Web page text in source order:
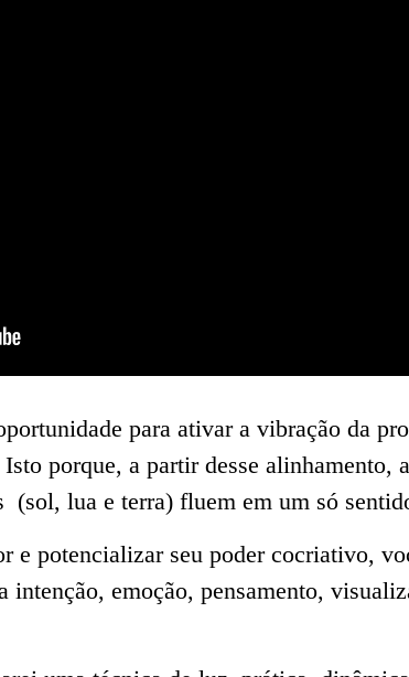
para ativar a vibração da
porque, a partir desse alinhamento,
(sol, lua e terra) fluem em um só
e potencializar seu poder cocriativo,
intenção, emoção, pensamento,